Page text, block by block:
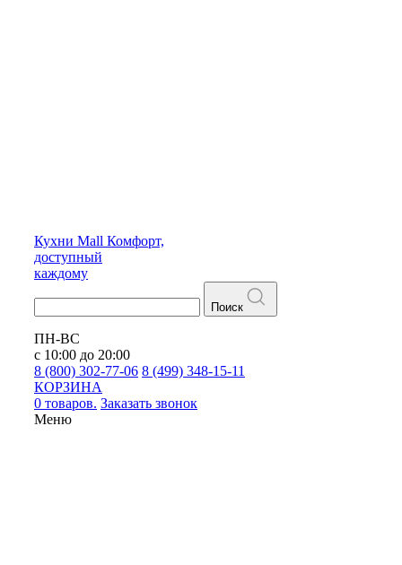
Кухни Mall Комфорт,
доступный
каждому
Поиск
ПН-ВС
с 10:00 до 20:00
8 (800) 302-77-06 8 (499) 348-15-11
КОРЗИНА
0 товаров. Заказать звонок
Меню